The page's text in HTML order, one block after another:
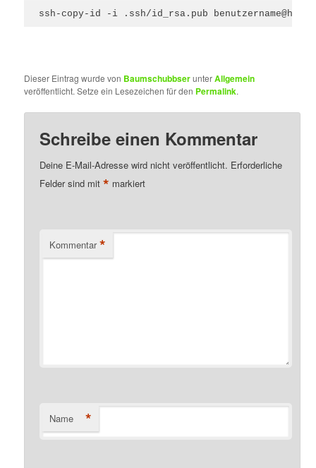
ssh-copy-id -i .ssh/id_rsa.pub benutzername@host
Dieser Eintrag wurde von BaumschubbserunterAllgemein
veröffentlicht. Setze ein Lesezeichen für den Permalink.
Schreibe einen Kommentar
Deine E-Mail-Adresse wird nicht veröffentlicht. Erforderliche
Felder sind mit* markiert
Kommentar *
Name *